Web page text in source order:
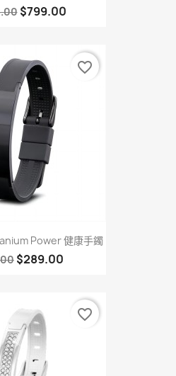
$799.00
Power 健康手鐲
$289.00
favorite_border
favorite_border